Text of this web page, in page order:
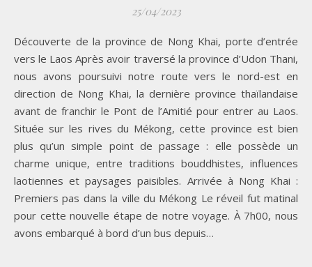
25/04/2023
Découverte de la province de Nong Khai, porte d’entrée
vers le Laos Après avoir traversé la province d’Udon Thani,
nous avons poursuivi notre route vers le nord-est en
direction de Nong Khai, la dernière province thaïlandaise
avant de franchir le Pont de l’Amitié pour entrer au Laos.
Située sur les rives du Mékong, cette province est bien
plus qu’un simple point de passage : elle possède un
charme unique, entre traditions bouddhistes, influences
laotiennes et paysages paisibles. Arrivée à Nong Khai :
Premiers pas dans la ville du Mékong Le réveil fut matinal
pour cette nouvelle étape de notre voyage. À 7h00, nous
avons embarqué à bord d’un bus depuis…